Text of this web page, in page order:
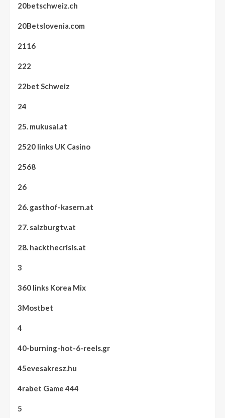
20betschweiz.ch
20Betslovenia.com
2116
222
22bet Schweiz
24
25. mukusal.at
2520 links UK Casino
2568
26
26. gasthof-kasern.at
27. salzburgtv.at
28. hackthecrisis.at
3
360 links Korea Mix
3Mostbet
4
40-burning-hot-6-reels.gr
45evesakresz.hu
4rabet Game 444
5